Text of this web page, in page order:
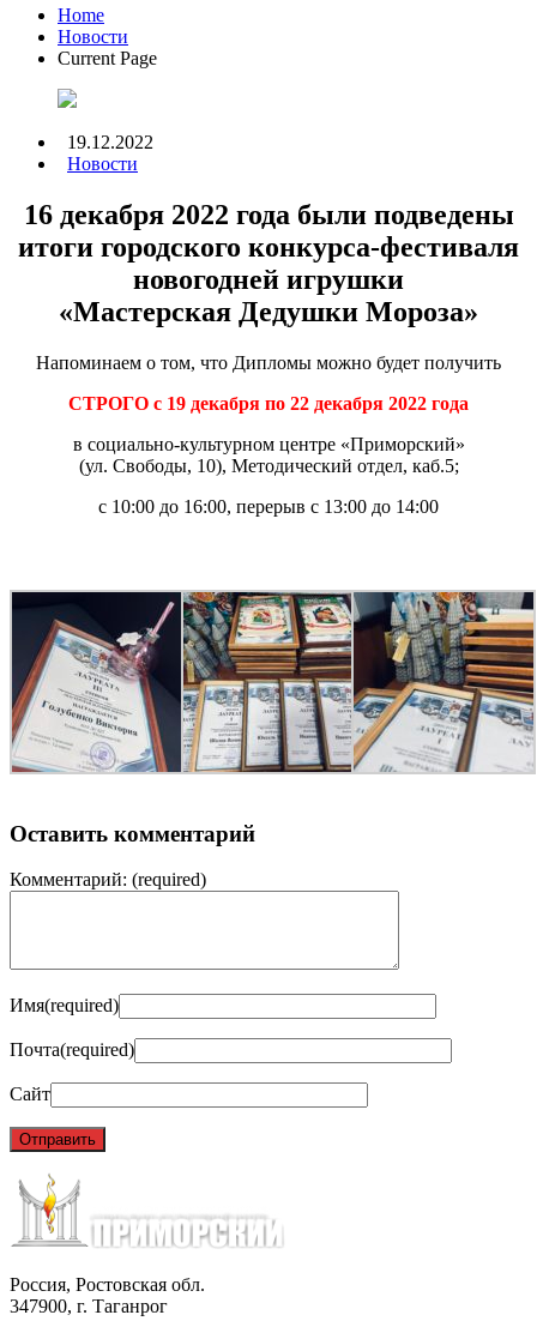
Home
Новости
Current Page
19.12.2022
Новости
16 декабря 2022 года были подведены
итоги городского конкурса-фестиваля
новогодней игрушки
«Мастерская Дедушки Мороза»
Напоминаем о том, что Дипломы можно будет получить
СТРОГО с 19 декабря по 22 декабря 2022 года
в социально-культурном центре «Приморский»
(ул. Свободы, 10), Методический отдел, каб.5;
с 10:00 до 16:00, перерыв с 13:00 до 14:00
Оставить комментарий
Комментарий: (required)
Имя(required)
Почта(required)
Сайт
Россия, Ростовская обл.
347900, г. Таганрог